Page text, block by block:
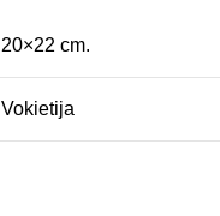
20×22 cm.
Vokietija